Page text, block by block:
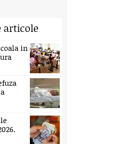
articole
in